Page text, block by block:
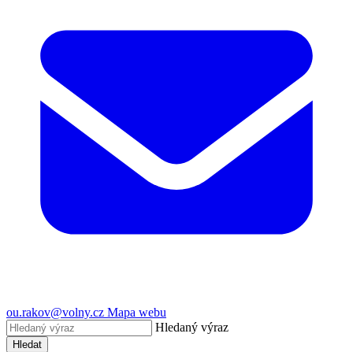
ou.rakov@volny.cz Mapa webu
Hledaný výraz
Hledat